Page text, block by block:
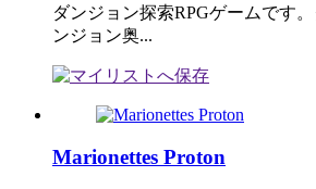
ダンジョン探索RPGゲームです
ンジョン奥...
Marionettes Proton